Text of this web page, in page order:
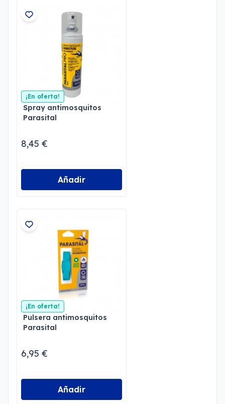
¡En oferta!
Spray antimosquitos
Parasital
8,45 €
Añadir
¡En oferta!
Pulsera antimosquitos
Parasital
6,95 €
Añadir